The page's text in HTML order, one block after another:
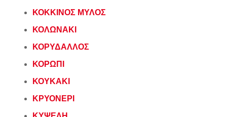
ΚΟΚΚΙΝΟΣ ΜΥΛΟΣ
ΚΟΛΩΝΑΚΙ
ΚΟΡΥΔΑΛΛΟΣ
ΚΟΡΩΠΙ
ΚΟΥΚΑΚΙ
ΚΡΥΟΝΕΡΙ